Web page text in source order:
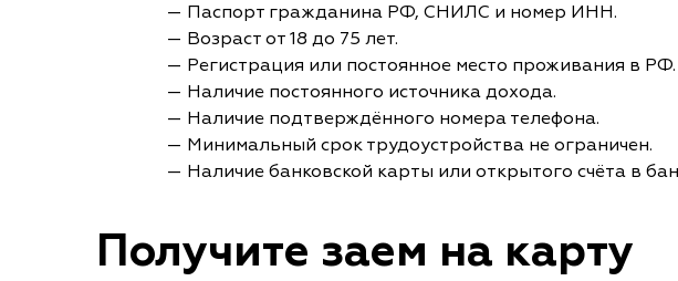
— Паспорт гражданина РФ, СНИЛС и номер ИНН.
— Возраст от 18 до 75 лет.
— Регистрация или постоянное место проживания в РФ.
— Наличие постоянного источника дохода.
— Наличие подтверждённого номера телефона.
— Минимальный срок трудоустройства не ограничен.
— Наличие банковской карты или открытого счёта в
Получите заем на карту